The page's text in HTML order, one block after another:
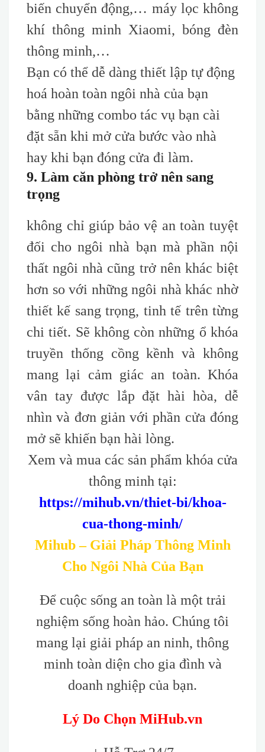
biến chuyển động,… máy lọc không
khí thông minh Xiaomi, bóng đèn
thông minh,…
Bạn có thể dễ dàng thiết lập tự động
hoá hoàn toàn ngôi nhà của bạn
bằng những combo tác vụ bạn cài
đặt sẵn khi mở cửa bước vào nhà
hay khi bạn đóng cửa đi làm.
9. Làm căn phòng trở nên sang
trọng
không chỉ giúp bảo vệ an toàn tuyệt
đối cho ngôi nhà bạn mà phần nội
thất ngôi nhà cũng trở nên khác biệt
hơn so với những ngôi nhà khác nhờ
thiết kế sang trọng, tinh tế trên từng
chi tiết. Sẽ không còn những ổ khóa
truyền thống cồng kềnh và không
mang lại cảm giác an toàn. Khóa
vân tay được lắp đặt hài hòa, dễ
nhìn và đơn giản với phần cửa đóng
mở sẽ khiến bạn hài lòng.
Xem và mua các sản phẩm khóa cửa
thông minh tại:
https://mihub.vn/thiet-bi/khoa-
cua-thong-minh/
Mihub – Giải Pháp Thông Minh
Cho Ngôi Nhà Của Bạn
Để cuộc sống an toàn là một trải
nghiệm sống hoàn hảo. Chúng tôi
mang lại giải pháp an ninh, thông
minh toàn diện cho gia đình và
doanh nghiệp của bạn.
Lý Do Chọn MiHub.vn